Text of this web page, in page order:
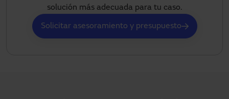
solución más adecuada para tu caso.
Solicitar asesoramiento y presupuesto